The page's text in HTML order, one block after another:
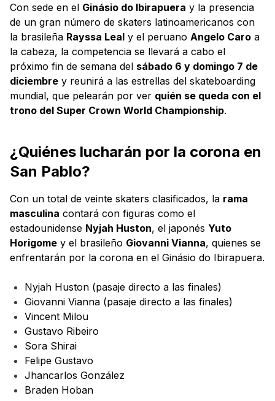
Con sede en el Ginásio do Ibirapuera y la presencia
de un gran número de skaters latinoamericanos con
la brasileña Rayssa Leal y el peruano Angelo Caro a
la cabeza, la competencia se llevará a cabo el
próximo fin de semana del sábado 6 y domingo 7 de
diciembre y reunirá a las estrellas del skateboarding
mundial, que pelearán por ver quién se queda con el
trono del Super Crown World Championship.
¿Quiénes lucharán por la corona en
San Pablo?
Con un total de veinte skaters clasificados, la rama
masculina contará con figuras como el
estadounidense Nyjah Huston, el japonés Yuto
Horigome y el brasileño Giovanni Vianna, quienes se
enfrentarán por la corona en el Ginásio do Ibirapuera.
Nyjah Huston (pasaje directo a las finales)
Giovanni Vianna (pasaje directo a las finales)
Vincent Milou
Gustavo Ribeiro
Sora Shirai
Felipe Gustavo
Jhancarlos González
Braden Hoban